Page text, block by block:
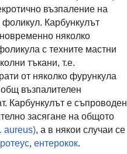
възпаление на
Карбункулът
няколко
с техните мастни
тъкани, т.е.
от няколко фурункула
възпалителен
Карбункулът е съпроводен
засягане на общото
aureus), а в някои случаи се
, ентерокок.